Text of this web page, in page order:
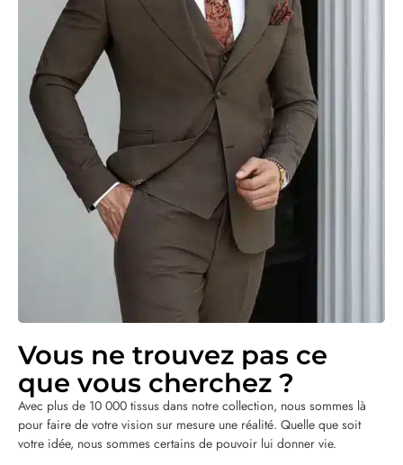
Vous ne trouvez pas ce
que vous cherchez ?
Avec plus de 10 000 tissus dans notre collection, nous sommes là
pour faire de votre vision sur mesure une réalité. Quelle que soit
votre idée, nous sommes certains de pouvoir lui donner vie.